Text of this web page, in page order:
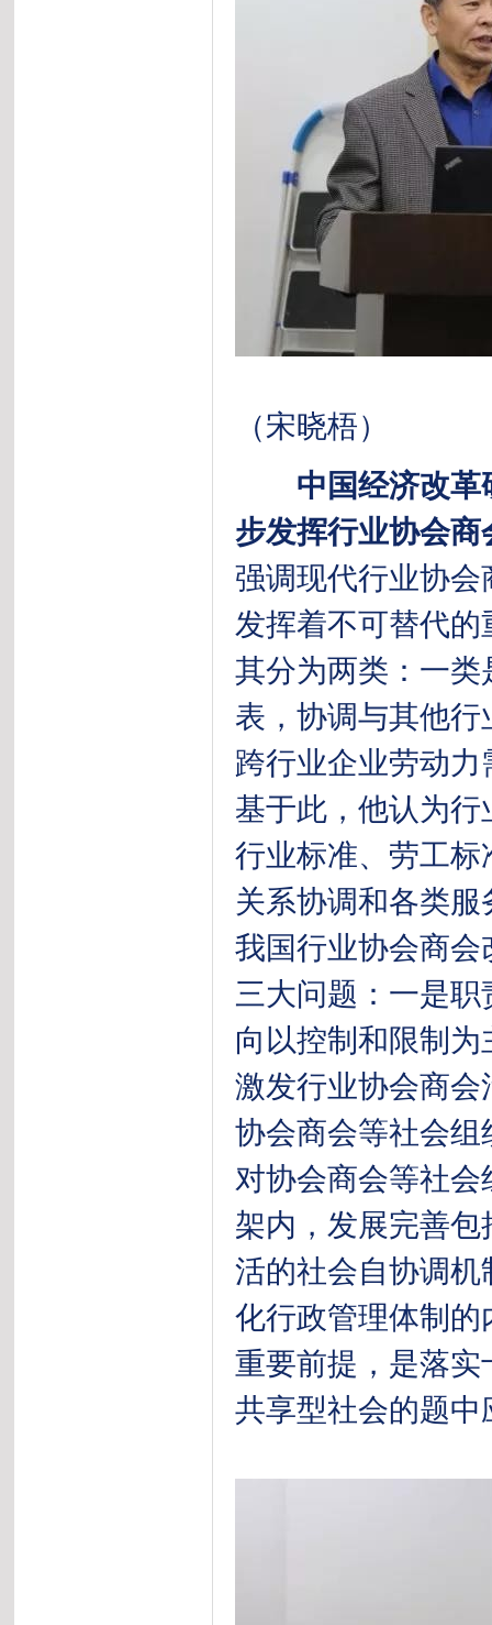
（宋晓梧）
中国经济改革
步发挥行业协会
强调现代行业协
发挥着不可替代
其分为两类：一
表，协调与其他
跨行业企业劳动
基于此，他认为
行业标准、劳工
关系协调和各类
我国行业协会商
三大问题：一是
向以控制和限制
激发行业协会商
协会商会等社会
对协会商会等社
架内，发展完善
活的社会自协调
化行政管理体制
重要前提，是落
共享型社会的题中